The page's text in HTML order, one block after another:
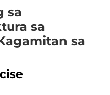
sa
sa
sa